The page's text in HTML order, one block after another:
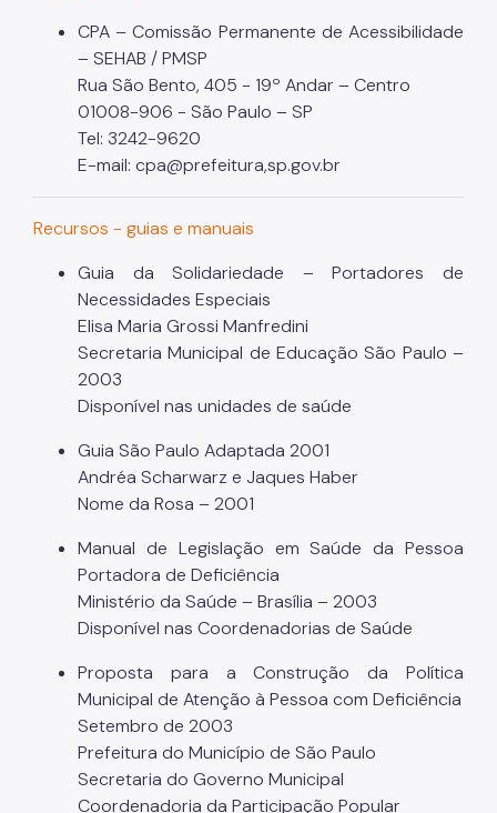
CPA – Comissão Permanente de Acessibilidade
– SEHAB / PMSP
Rua São Bento, 405 - 19º Andar – Centro
01008-906 - São Paulo – SP
Tel: 3242-9620
E-mail: cpa@prefeitura,sp.gov.br
Recursos - guias e manuais
Guia da Solidariedade – Portadores de
Necessidades Especiais
Elisa Maria Grossi Manfredini
Secretaria Municipal de Educação São Paulo –
2003
Disponível nas unidades de saúde
Guia São Paulo Adaptada 2001
Andréa Scharwarz e Jaques Haber
Nome da Rosa – 2001
Manual de Legislação em Saúde da Pessoa
Portadora de Deficiência
Ministério da Saúde – Brasília – 2003
Disponível nas Coordenadorias de Saúde
Proposta para a Construção da Política
Municipal de Atenção à Pessoa com Deficiência
Setembro de 2003
Prefeitura do Município de São Paulo
Secretaria do Governo Municipal
Coordenadoria da Participação Popular